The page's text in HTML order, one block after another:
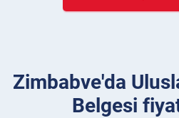
Zimbabve'da
Belgesi